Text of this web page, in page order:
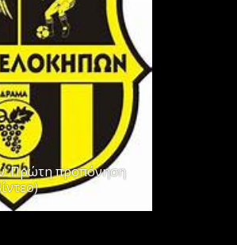
Πρώτη προπόνηση